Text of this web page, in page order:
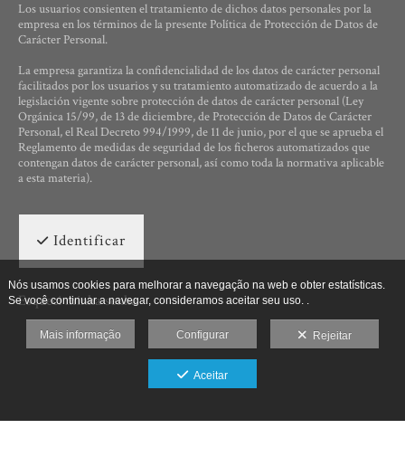
Los usuarios consienten el tratamiento de dichos datos personales por la
empresa en los términos de la presente Política de Protección de Datos de
Carácter Personal.
La empresa garantiza la confidencialidad de los datos de carácter personal
facilitados por los usuarios y su tratamiento automatizado de acuerdo a la
legislación vigente sobre protección de datos de carácter personal (Ley
Orgánica 15/99, de 13 de diciembre, de Protección de Datos de Carácter
Personal, el Real Decreto 994/1999, de 11 de junio, por el que se aprueba el
Reglamento de medidas de seguridad de los ficheros automatizados que
contengan datos de carácter personal, así como toda la normativa aplicable
a esta materia).
Identificar
Esqueci minha senha
Nós usamos cookies para melhorar a navegação na web e obter estatísticas.
Se você continuar a navegar, consideramos aceitar seu uso. .
Mais informação Configurar Rejeitar
Aceitar